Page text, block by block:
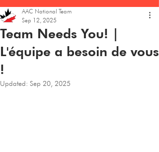
Team Needs You! |
L'équipe a besoin de vous
!
AAC National Team
Sep 12, 2025
Updated: Sep 20, 2025